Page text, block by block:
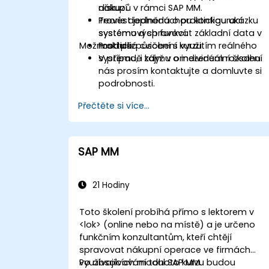
nákupů v rámci SAP MM.
Provést jednoduchou konfiguraci
systému a spravovat základní data v
modulu.
diskuzí.
Teorie doplněná o praktickou ukázku
systémových funkcí.
Praktická cvičení s využitím reálného
systému, i když v omezeném rozsahu.
Možnosti přizpůsobení kurzu
V případě zájmu o individuální školení
nás prosím kontaktujte a domluvte si
podrobnosti.
Přečtěte si více...
SAP MM
21 Hodiny
Toto školení probíhá přímo s lektorem v
<lok> (online nebo na místě) a je určeno
funkčním konzultantům, kteří chtějí
spravovat nákupní operace ve firmách
využívajících modul SAP MM.
Po absolvování tohoto kurzu budou